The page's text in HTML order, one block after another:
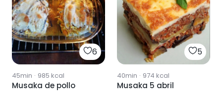
6
45min · 985 kcal
Musaka de pollo
5
40min · 974 kcal
Musaka 5 abril